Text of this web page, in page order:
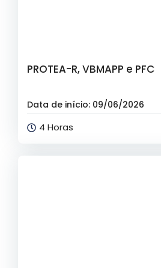
PROTEA-R, VBMAPP e PFC
Data de início: 09/06/2026
4 Horas